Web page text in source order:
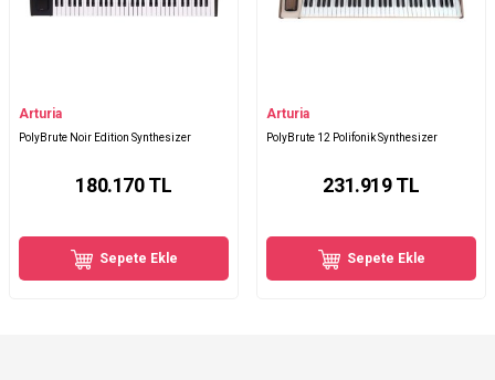
Arturia
PolyBrute Noir Edition Synthesizer
180.170TL
Sepete Ekle
Arturia
PolyBrute 12 Polifonik Synthesizer
231.919TL
Sepete Ekle